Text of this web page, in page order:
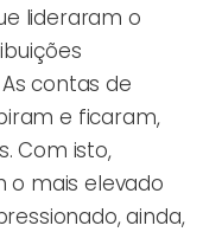
lideraram o
As contas de
e ficaram,
Com isto,
o mais elevado
ainda,